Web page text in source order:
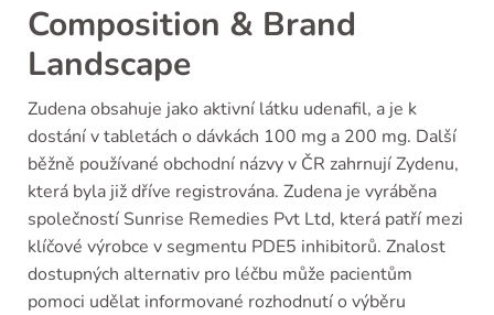
Composition & Brand
Landscape
Zudena obsahuje jako aktivní látku udenafil, a je k
dostání v tabletách o dávkách 100 mg a 200 mg. Další
běžně používané obchodní názvy v ČR zahrnují Zydenu,
která byla již dříve registrována. Zudena je vyráběna
společností Sunrise Remedies Pvt Ltd, která patří mezi
klíčové výrobce v segmentu PDE5 inhibitorů. Znalost
dostupných alternativ pro léčbu může pacientům
pomoci udělat informované rozhodnutí o výběru